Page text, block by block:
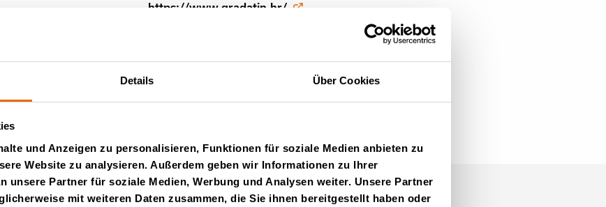
Details Über Cookies
und Anzeigen zu personalisieren, Funktionen für soziale Medien anbieten zu
Website zu analysieren. Außerdem geben wir Informationen zu Ihrer
unsere Partner für soziale Medien, Werbung und Analysen weiter. Unsere Partner
mit weiteren Daten zusammen, die Sie ihnen bereitgestellt haben oder
https://www.gradatin.hr/